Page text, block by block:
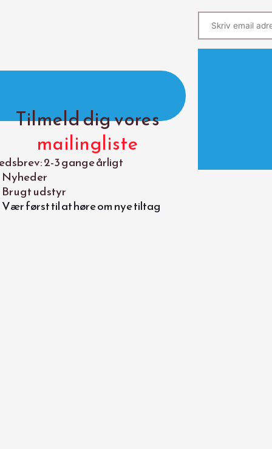
Tilmeld dig vores
mailingliste
2-3 gange årligt
Nyheder
Brugt udstyr
Vær først til at høre om nye tiltag